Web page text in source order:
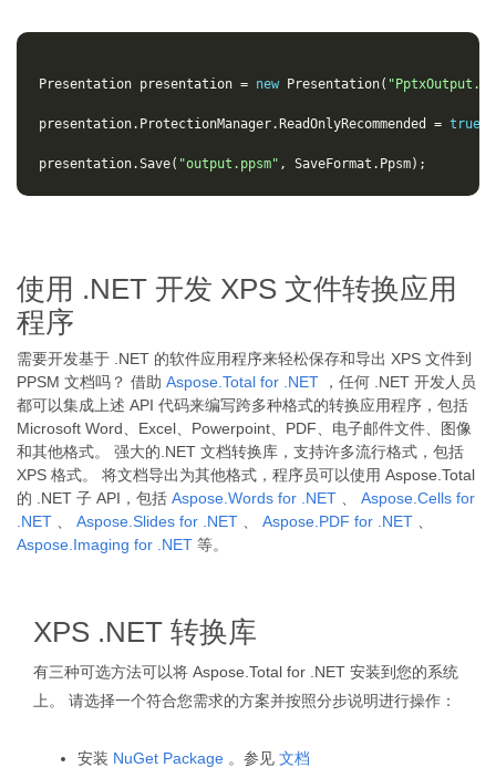
Presentation presentation = new Presentation(
presentation. ProtectionManager. ReadOnlyRecommended = true
presentation.Save( "output.ppsm" , SaveFormat . Ppsm);
使用 .NET 开发 XPS 文件转换应用
程序
需要开发基于 .NET 的软件应用程序来轻松保存和导出 XPS 文件到
PPSM 文档吗？ 借助 Aspose.Total for .NET ，任何 .NET 开发人员
都可以集成上述 API 代码来编写跨多种格式的转换应用程序，包括
Microsoft Word、Excel、Powerpoint、PDF、电子邮件文件、图像
和其他格式。 强大的.NET 文档转换库，支持许多流行格式，包括
XPS 格式。 将文档导出为其他格式，程序员可以使用 Aspose.Total
的 .NET 子 API，包括 Aspose.Words for .NET
Aspose.Cells for
.NET
Aspose.Slides for .NET Aspose.PDF for .NET
Aspose.Imaging for .NET 等。
XPS .NET 转换库
有三种可选方法可以将 Aspose.Total for .NET 安装到您的系统
上。 请选择一个符合您需求的方案并按照分步说明进行操作：
安装 NuGet Package 。参见 文档